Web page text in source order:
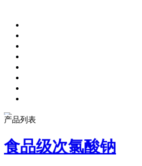
产品列表
食品级次氯酸钠